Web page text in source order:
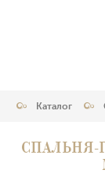
Каталог